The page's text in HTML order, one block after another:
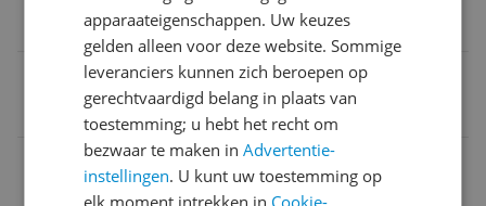
54,5 cm
CE markering
Taal handleiding
Universeel
apparaateigenschappen. Uw keuzes
gelden alleen voor deze website. Sommige
leveranciers kunnen zich beroepen op
gerechtvaardigd belang in plaats van
toestemming; u hebt het recht om
bezwaar te maken inAdvertentie-
instellingen. U kunt uw toestemming op
elk moment intrekken in Cookie-